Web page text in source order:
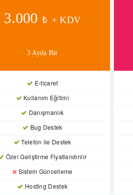
3.000₺ + KDV
3 Ayda Bir
E-ticaret
Kullanım Eğitimi
Danışmanlık
Bug Destek
Telefon ile Destek
Özel Geliştirme Fiyatlandırılır
Sistem Güncelleme
Hosting Destek